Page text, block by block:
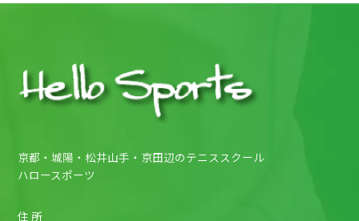
京都・城陽・松井山手・京田辺のテニススクール
ハロースポーツ
住 所